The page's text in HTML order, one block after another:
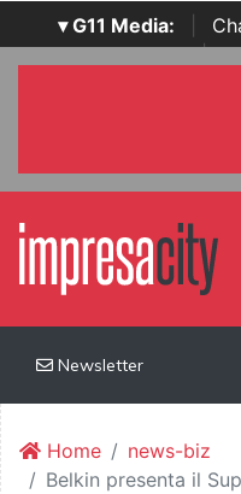
▾ G11 Media:
SecurityOpenLab |
Newsletter
Home
news-biz
Belkin presenta il